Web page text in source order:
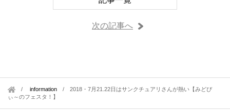
次の記事へ
information /2018・7月21.22日はサンクチュアリさんが熱い【みどぴ
ぃ～のフェスタ！】